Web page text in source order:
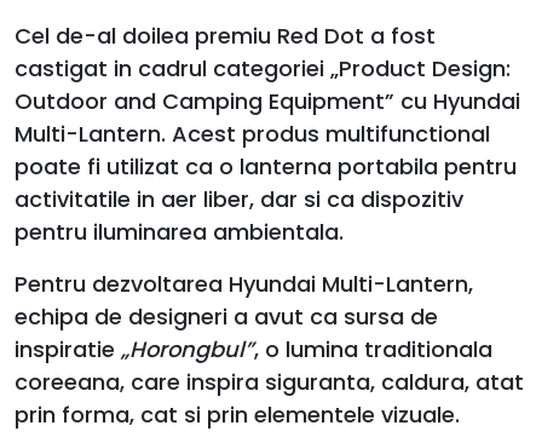
Cel de-al doilea premiu Red Dot a fost
castigat in cadrul categoriei „Product Design:
Outdoor and Camping Equipment” cu Hyundai
Multi-Lantern. Acest produs multifunctional
poate fi utilizat ca o lanterna portabila pentru
activitatile in aer liber, dar si ca dispozitiv
pentru iluminarea ambientala.
Pentru dezvoltarea Hyundai Multi-Lantern,
echipa de designeri a avut ca sursa de
inspiratie „Horongbul”, o lumina traditionala
coreeana, care inspira siguranta, caldura, atat
prin forma, cat si prin elementele vizuale.